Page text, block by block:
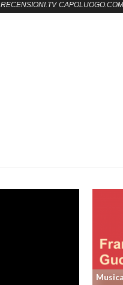
Musica
RECENSIONI.TV CAPOLUOGO.COM